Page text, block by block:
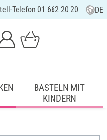
Telefon 01 662 20 20 DE
BASTELN MIT
KINDERN